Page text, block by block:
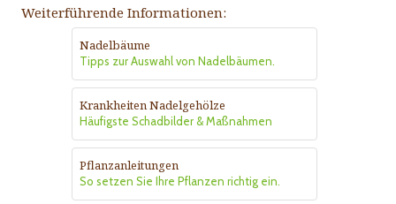
Weiterführende Informationen:
Nadelbäume
Tipps zur Auswahl von Nadelbäumen.
Krankheiten Nadelgehölze
Häufigste Schadbilder & Maßnahmen
Pflanzanleitungen
So setzen Sie Ihre Pflanzen richtig ein.